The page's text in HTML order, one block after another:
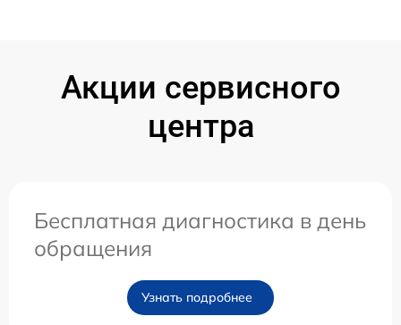
Акции сервисного
центра
Бесплатная диагностика в день
обращения
Узнать подробнее